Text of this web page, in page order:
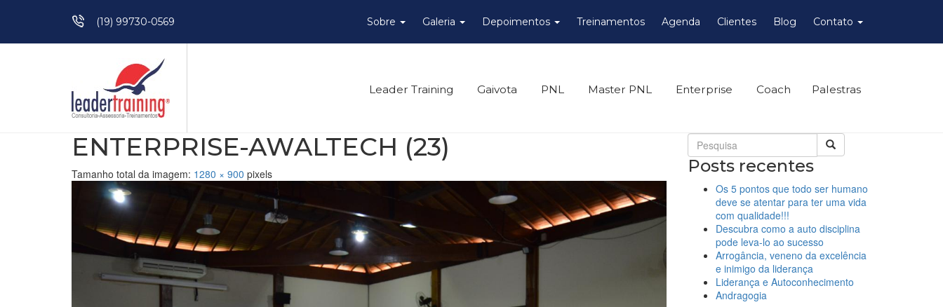
Pular para o conteúdo(19) 99730-0569 Sobre Galeria Depoimentos Treinamentos Agenda Clientes Blog Contato
Leader Training Gaivota PNL Master PNL Enterprise Coach Palestras
ENTERPRISE-AWALTECH (23)
Tamanho total da imagem: 1280 × 900 pixels Posts recentes
Os 5 pontos que todo ser humano
deve se atentar para ter uma vida
com qualidade!!!
Descubra como a auto disciplina
pode leva-lo ao sucesso
Arrogância, veneno da excelência
e inimigo da liderança
Liderança e Autoconhecimento
Andragogia